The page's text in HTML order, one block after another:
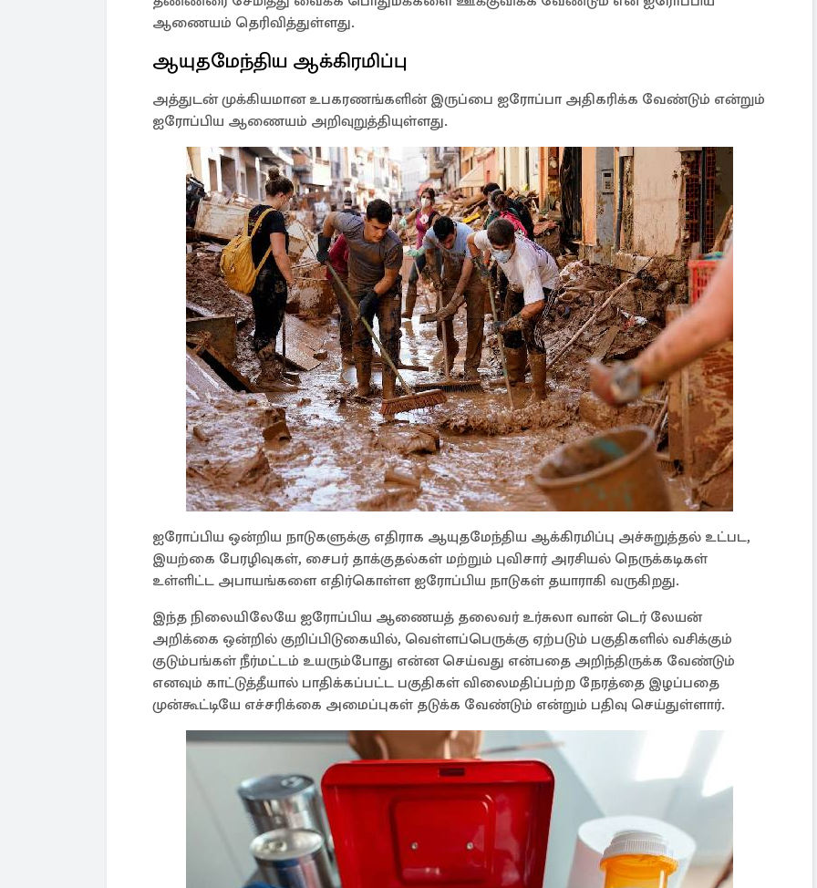
ஆணையம் தெரிவித்துள்ளது.
ஆயுதமேந்திய ஆக்கிரமிப்பு
அத்துடன் முக்கியமான உபகரணங்களின் இருப்பை ஐரோப்பா அதிகரிக்க வேண்டும் என்றும்
ஐரோப்பிய ஆணையம் அறிவுறுத்தியுள்ளது.
ஐரோப்பிய ஒன்றிய நாடுகளுக்கு எதிராக ஆயுதமேந்திய ஆக்கிரமிப்பு அச்சுறுத்தல் உட்பட,
இயற்கை பேரழிவுகள், சைபர் தாக்குதல்கள் மற்றும் புவிசார் அரசியல் நெருக்கடிகள்
உள்ளிட்ட அபாயங்களை எதிர்கொள்ள ஐரோப்பிய நாடுகள் தயாராகி வருகிறது.
இந்த நிலையிலேயே ஐரோப்பிய ஆணையத் தலைவர் உர்சுலா வான் டெர் லேயன்
அறிக்கை ஒன்றில் குறிப்பிடுகையில், வெள்ளப்பெருக்கு ஏற்படும் பகுதிகளில் வசிக்கும்
குடும்பங்கள் நீர்மட்டம் உயரும்போது என்ன செய்வது என்பதை அறிந்திருக்க வேண்டும்
எனவும் காட்டுத்தீயால் பாதிக்கப்பட்ட பகுதிகள் விலைமதிப்பற்ற நேரத்தை இழப்பதை
முன்கூட்டியே எச்சரிக்கை அமைப்புகள் தடுக்க வேண்டும் என்றும் பதிவு செய்துள்ளார்.